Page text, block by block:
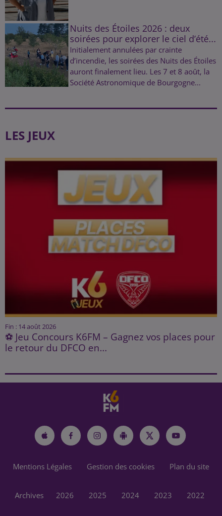
Nuits des Étoiles 2026 : deux
soirées pour explorer le ciel d’été...
Initialement annulées par crainte
d’incendie, les soirées des Nuits des Étoiles
auront finalement lieu. Les 7 et 8 août, la
Société Astronomique de Bourgogne...
LES JEUX
Fin : 14 août 2026
⚽ Jeu Concours K6FM – Gagnez vos places pour
le retour du DFCO en...
Mentions Légales Gestion des cookies Plan du site
Archives 2026 2025 2024 2023 2022